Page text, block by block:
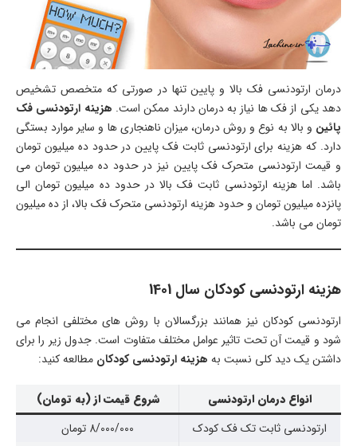
درمان ارتودنسی فک بالا و پایین تنها در صورتی که متخصص تشخیص
دهد یکی از فک ها نیاز به درمان دارند ممکن است. هزینه ارتودنسی فک
پائین و بالا به نوع و روش درمان، میزان ناهنجاری ها و سایر موارد بستگی
دارد. که هزینه برای ارتودنسی ثابت فک پایین در حدود ده میلیون تومان
و قیمت ارتودنسی متحرک فک پایین نیز در حدود ده میلیون تومان می
باشد. اما هزینه ارتودنسی ثابت فک بالا در حدود ده میلیون تومان الی
پانزده میلیون تومان و حدود هزینه ارتودنسی متحرک فک بالا، از ده میلیون
تومان می باشد.
هزینه ارتودنسی کودکان سال 1401
ارتودنسی کودکان نیز همانند بزرگسالان با روش های مختلفی انجام می
شود و قیمت آن تحت تاثیر عوامل مختلف متفاوت است. جدول زیر را برای
داشتن یک دید کلی نسبت به هزینه ارتودنسی کودکان مطالعه کنید:
انواع درمان ارتودنسی
شروع قیمت از (به تومان)
ارتودنسی ثابت تک فک کودک
8/000/000 تومان